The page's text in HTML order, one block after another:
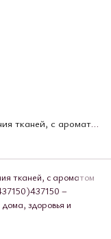
Кондиционер-ополаскиватель для смягчения тканей, с ароматом лванды и жасмина, Humming Flare 510мл (437198)